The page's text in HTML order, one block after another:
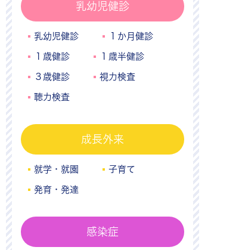
乳幼児健診
乳幼児健診 １か月健診
１歳健診 １歳半健診
３歳健診 視力検査
聴力検査
成長外来
就学・就園 子育て
発育・発達
感染症